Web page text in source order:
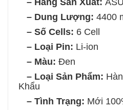
– Dung Lượng: 4400
– Số Cells: 6 Cell
– Loại Pin: Li-ion
– Màu: Đen
– Loại Sản Phẩm:
Khẩu
– Tình Trạng: Mới